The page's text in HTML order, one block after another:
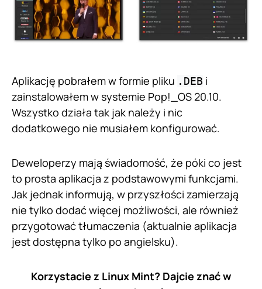
Aplikację pobrałem w formie pliku .DEB i
zainstalowałem w systemie Pop!_OS 20.10.
Wszystko działa tak jak należy i nic
dodatkowego nie musiałem konfigurować.
Deweloperzy mają świadomość, że póki co jest
to prosta aplikacja z podstawowymi funkcjami.
Jak jednak informują, w przyszłości zamierzają
nie tylko dodać więcej możliwości, ale również
przygotować tłumaczenia (aktualnie aplikacja
jest dostępna tylko po angielsku).
Korzystacie z Linux Mint? Dajcie znać w